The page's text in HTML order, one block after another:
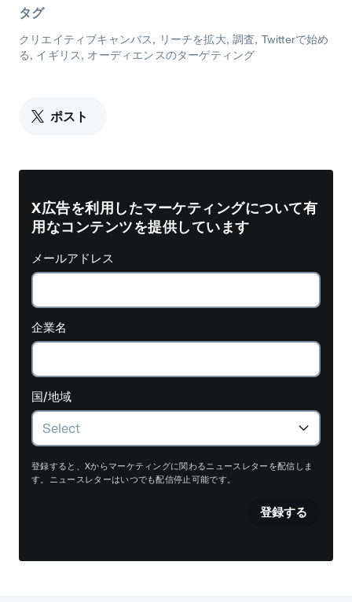
タグ
クリエイティブキャンバス リーチを拡大 調査 Twitterで始め
る
イギリス オーディエンスのターゲティング
ポスト
X広告を利用したマーケティングについて有
用なコンテンツを提供しています
メールアドレス
企業名
国/地域
登録すると、Xからマーケティングに関わるニュースレターを配信しま
す。ニュースレターはいつでも配信停止可能です。
登録する